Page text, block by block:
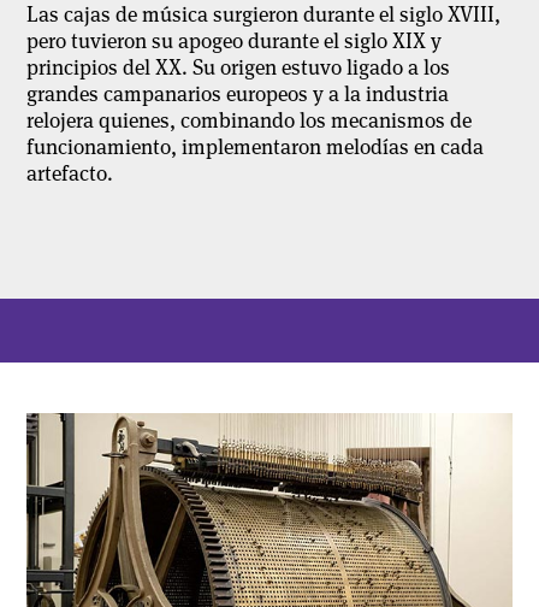
Las cajas de música surgieron durante el siglo XVIII,
pero tuvieron su apogeo durante el siglo XIX y
principios del XX. Su origen estuvo ligado a los
grandes campanarios europeos y a la industria
relojera quienes, combinando los mecanismos de
funcionamiento, implementaron melodías en cada
artefacto.